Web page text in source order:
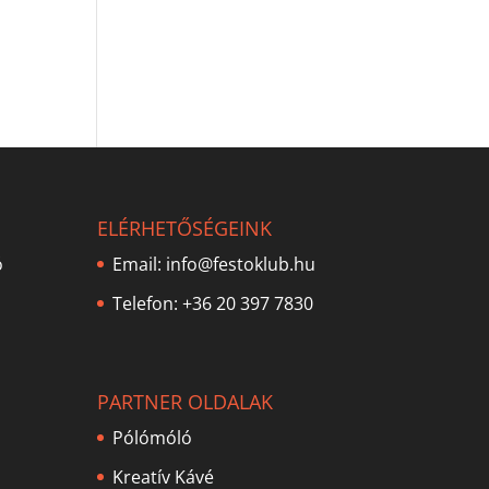
ELÉRHETŐSÉGEINK
Email: info@festoklub.hu
Telefon: +36 20 397 7830
PARTNER OLDALAK
Pólómóló
Kreatív Kávé